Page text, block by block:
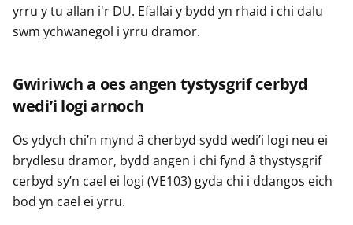
yrru y tu allan i'r DU. Efallai y bydd yn rhaid i chi dalu
swm ychwanegol i yrru dramor.
Gwiriwch a oes angen tystysgrif cerbyd
wedi’i logi arnoch
Os ydych chi’n mynd â cherbyd sydd wedi’i logi neu ei
brydlesu dramor, bydd angen i chi fynd â thystysgrif
cerbyd sy’n cael ei logi (VE103) gyda chi i ddangos eich
bod yn cael ei yrru.